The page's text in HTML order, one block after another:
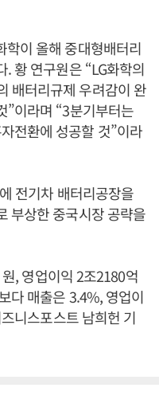
학이 올해 중대형배터리
황 연구원은 “LG화학의
배터리규제 우려감이 완
”이라며 “3분기부터는
전환에 성공할 것”이라
전기차 배터리공장을
부상한 중국시장 공략을
, 영업이익 2조2180억
다 매출은 3.4%, 영업이
니스포스트 남희헌 기